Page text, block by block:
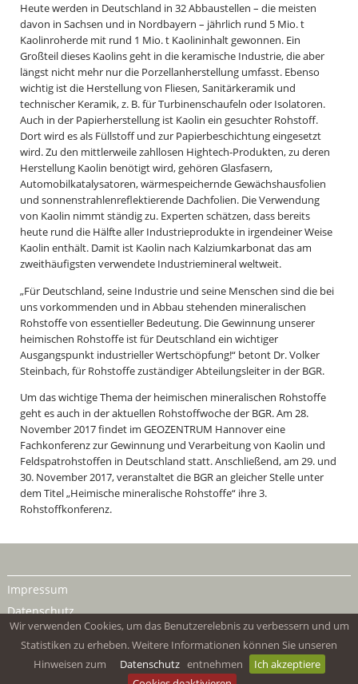
Wir verwenden Cookies, um das Benutzerelebnis zu verbessern und um
Statistiken zu erheben. Weitere Informationen können Sie unseren
Hinweisen zum
Datenschutz entnehmen
Ich akzeptiere
Heute werden in Deutschland in 32 Abbaustellen – die meisten
davon in Sachsen und in Nordbayern – jährlich rund 5 Mio. t
Kaolinroherde mit rund 1 Mio. t Kaolininhalt gewonnen. Ein
Großteil dieses Kaolins geht in die keramische Industrie, die aber
längst nicht mehr nur die Porzellanherstellung umfasst. Ebenso
wichtig ist die Herstellung von Fliesen, Sanitärkeramik und
technischer Keramik, z. B. für Turbinenschaufeln oder Isolatoren.
Auch in der Papierherstellung ist Kaolin ein gesuchter Rohstoff.
Dort wird es als Füllstoff und zur Papierbeschichtung eingesetzt
wird. Zu den mittlerweile zahllosen Hightech-Produkten, zu deren
Herstellung Kaolin benötigt wird, gehören Glasfasern,
Automobilkatalysatoren, wärmespeichernde Gewächshausfolien
und sonnenstrahlenreflektierende Dachfolien. Die Verwendung
von Kaolin nimmt ständig zu. Experten schätzen, dass bereits
heute rund die Hälfte aller Industrieprodukte in irgendeiner Weise
Kaolin enthält. Damit ist Kaolin nach Kalziumkarbonat das am
zweithäufigsten verwendete Industriemineral weltweit.
„Für Deutschland, seine Industrie und seine Menschen sind die bei
uns vorkommenden und in Abbau stehenden mineralischen
Rohstoffe von essentieller Bedeutung. Die Gewinnung unserer
heimischen Rohstoffe ist für Deutschland ein wichtiger
Ausgangspunkt industrieller Wertschöpfung!“ betont Dr. Volker
Steinbach, für Rohstoffe zuständiger Abteilungsleiter in der BGR.
Um das wichtige Thema der heimischen mineralischen Rohstoffe
geht es auch in der aktuellen Rohstoffwoche der BGR. Am 28.
November 2017 findet im GEOZENTRUM Hannover eine
Fachkonferenz zur Gewinnung und Verarbeitung von Kaolin und
Feldspatrohstoffen in Deutschland statt. Anschließend, am 29. und
30. November 2017, veranstaltet die BGR an gleicher Stelle unter
dem Titel „Heimische mineralische Rohstoffe“ ihre 3.
Rohstoffkonferenz.
Impressum
Datenschutz